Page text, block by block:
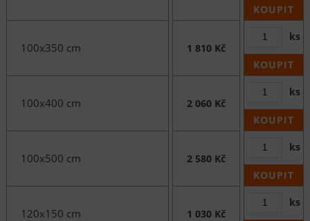
KOUPIT
100x350 cm 1 810 Kč
ks
KOUPIT
100x400 cm 2 060 Kč
ks
KOUPIT
100x500 cm 2 580 Kč
ks
KOUPIT
120x150 cm 1 030 Kč
ks